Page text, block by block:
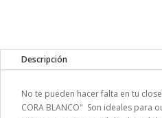
Descripción
No te pueden hacer falta en tu
CORA BLANCO" Son ideales para